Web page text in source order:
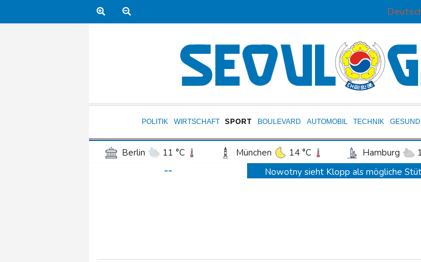
POLITIK WIRTSCHAFT SPORT BOULEVARD AUTOMOBIL TECHNIK
Berlin 11 °C München 14 °C Hamburg
Frankfurt am Main
Potsdam 12 °C
--
Nowotny sieht Klopp als mögliche
Bericht: EU importiert wieder mehr
Militärverwaltung: Mindestens drei
BUND kritisiert Lockerung von